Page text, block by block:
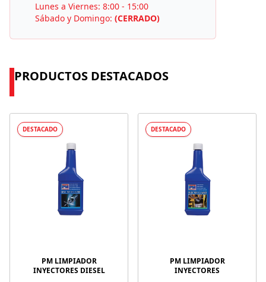
Lunes a Viernes: 8:00 - 15:00
Sábado y Domingo: (CERRADO)
PRODUCTOS DESTACADOS
DESTACADO
PM LIMPIADOR
INYECTORES DIESEL
DESTACADO
PM LIMPIADOR
INYECTORES